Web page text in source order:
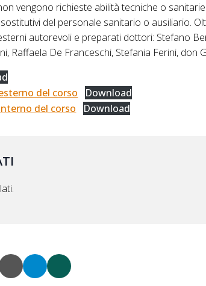
vengono richieste abilità tecniche o
del personale sanitario o ausiliario.
autorevoli e preparati dottori: Stefano
Raffaela De Franceschi, Stefania Ferini, don
del corso
Download
del corso
Download